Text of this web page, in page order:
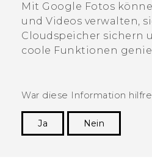
Mit Google Fotos
und Videos verwalten,
Cloudspeicher sichern
coole Funktionen
War diese Information
Ja
Nein